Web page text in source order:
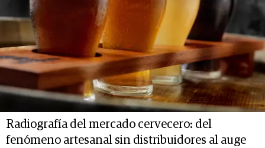
Radiografía del mercado cervecero: del
fenómeno artesanal sin distribuidores al auge